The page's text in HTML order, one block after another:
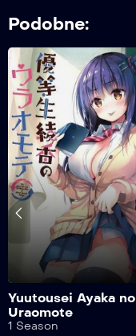
Podobne:
Yuutousei Ayaka no
Uraomote
1 Season